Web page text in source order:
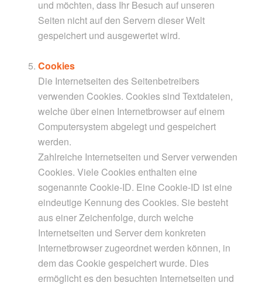
und möchten, dass Ihr Besuch auf unseren
Seiten nicht auf den Servern dieser Welt
gespeichert und ausgewertet wird.
Cookies
Die Internetseiten des Seitenbetreibers
verwenden Cookies. Cookies sind Textdateien,
welche über einen Internetbrowser auf einem
Computersystem abgelegt und gespeichert
werden.
Zahlreiche Internetseiten und Server verwenden
Cookies. Viele Cookies enthalten eine
sogenannte Cookie-ID. Eine Cookie-ID ist eine
eindeutige Kennung des Cookies. Sie besteht
aus einer Zeichenfolge, durch welche
Internetseiten und Server dem konkreten
Internetbrowser zugeordnet werden können, in
dem das Cookie gespeichert wurde. Dies
ermöglicht es den besuchten Internetseiten und